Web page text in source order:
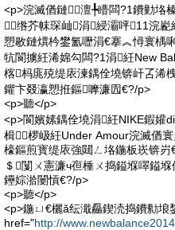
<p>浣滅偤鏈澶╄矒闆?1鐨勭垎
绺芥帓琛屾涓綅灞呯11浣
愬敭鏈熼枔鐢氳嚦涓€搴︽憳寰楀
牨閬擄紝浠婂勾闆?1涓紝New
楁杩庣殑缇庡湅鍝佺墝锛屽叾浠
鑺卞叕瀛愬拰鏂嚤濂囥€?/p>
<p>聽</p>
<p>閬嬪嫊鍝佺墝涓紝NIKE鍜孉
楫┍椤岋紝Under Amour浣滅偤
檺鏂煎寳缇庡強閮ㄥ垎鍦板崁锛
＄闅ㄨ憲濂ч亱棰ㄨ捣鎰堢噿鎰
鑸婃湁闄愩€?/p>
<p>聽</p>
<p>鍦ㄩ€欐ǎ纭濈厵鍥涜捣鐨勬埌
href="http://